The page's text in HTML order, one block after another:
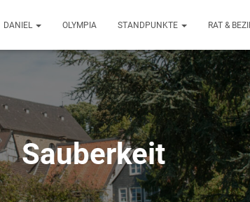
DANIEL OLYMPIA STANDPUNKTE RAT &
Sauberkeit